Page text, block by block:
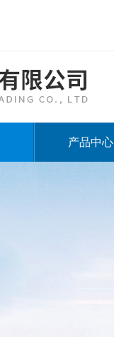
产品中心